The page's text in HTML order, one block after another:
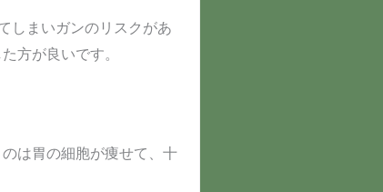
しまいガンのリスクがあ
方が良いです。
は胃の細胞が痩せて、十